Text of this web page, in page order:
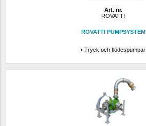
Art. nr.
ROVATTI
ROVATTI PUMPSYSTEM
• Tryck och flödespumpar